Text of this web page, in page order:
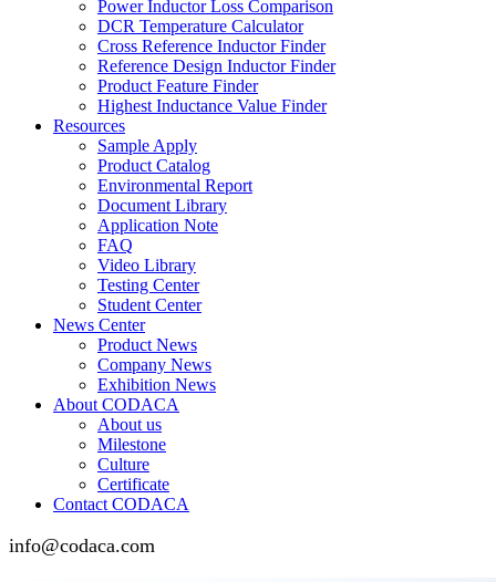
Power Inductor Loss Comparison
DCR Temperature Calculator
Cross Reference Inductor Finder
Reference Design Inductor Finder
Product Feature Finder
Highest Inductance Value Finder
Resources
Sample Apply
Product Catalog
Environmental Report
Document Library
Application Note
FAQ
Video Library
Testing Center
Student Center
News Center
Product News
Company News
Exhibition News
About CODACA
About us
Milestone
Culture
Certificate
Contact CODACA
info@codaca.com